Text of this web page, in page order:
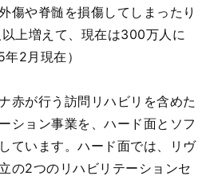
傷や脊髄を損傷してしまったり
上増えて、現在は300万人に
2月現在）
赤が行う訪問リハビリを含めた
ション事業を、ハード面とソフ
ています。ハード面では、リヴ
の2つのリハビリテーションセ